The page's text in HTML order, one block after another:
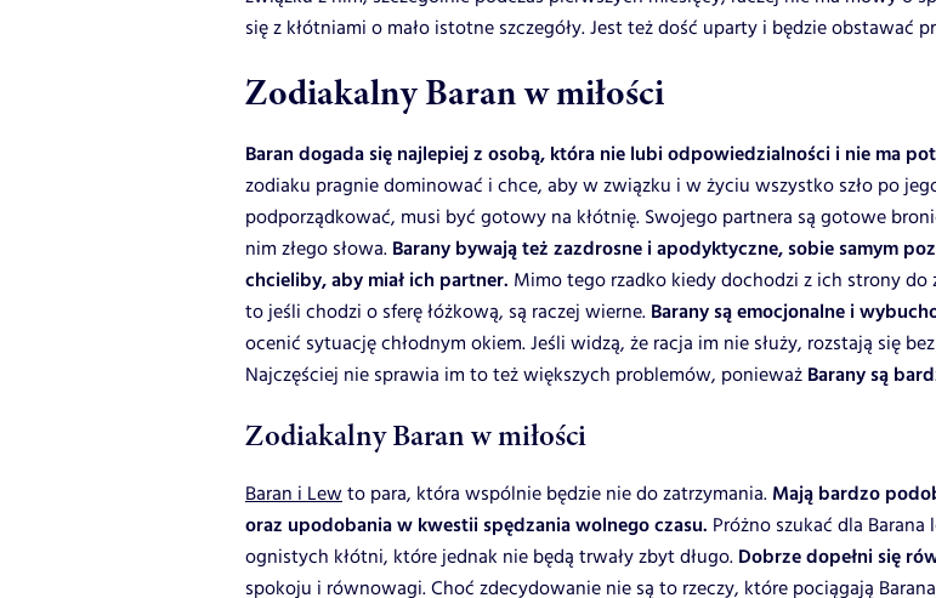
się z kłótniami o mało istotne szczegóły. Jest też dość uparty i będzie obstawać
Zodiakalny Baran w miłości
Baran dogada się najlepiej z osobą, która nie lubi odpowiedzialności i nie ma
zodiaku pragnie dominować i chce, aby w związku i w życiu wszystko szło po
podporządkować, musi być gotowy na kłótnię. Swojego partnera są gotowe
nim złego słowa. Barany bywają też zazdrosne i apodyktyczne, sobie samym
chcieliby, aby miał ich partner. Mimo tego rzadko kiedy dochodzi z ich strony
to jeśli chodzi o sferę łóżkową, są raczej wierne. Barany są emocjonalne i
ocenić sytuację chłodnym okiem. Jeśli widzą, że racja im nie służy, rozstają się
Najczęściej nie sprawia im to też większych problemów, ponieważ Barany są
Zodiakalny Baran w miłości
Baran i Lewto para, która wspólnie będzie nie do zatrzymania. Mają bardzo
oraz upodobania w kwestii spędzania wolnego czasu. Próżno szukać dla
ognistych kłótni, które jednak nie będą trwały zbyt długo. Dobrze dopełni się
spokoju i równowagi. Choć zdecydowanie nie są to rzeczy, które pociągają